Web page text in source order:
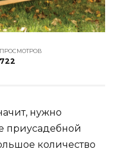
ПРОСМОТРОВ
722
нужно
приусадебной
количество